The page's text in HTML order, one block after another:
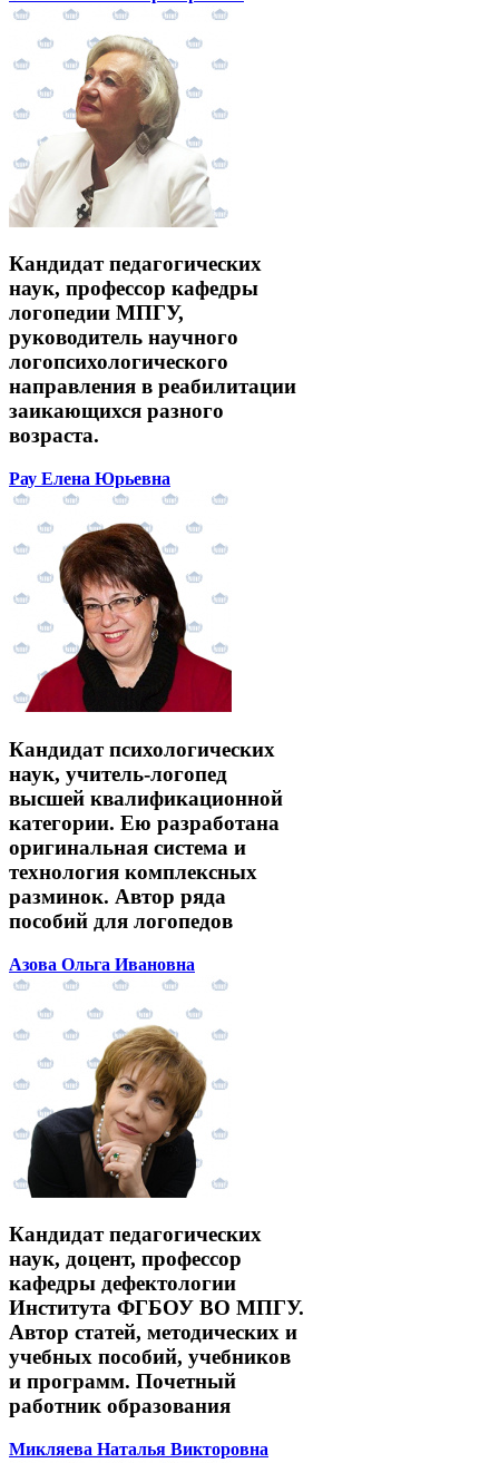
Кандидат педагогических
наук, профессор кафедры
логопедии МПГУ,
руководитель научного
логопсихологического
направления в реабилитации
заикающихся разного
возраста.
Рау Елена Юрьевна
Кандидат психологических
наук, учитель-логопед
высшей квалификационной
категории. Ею разработана
оригинальная система и
технология комплексных
разминок. Автор ряда
пособий для логопедов
Азова Ольга Ивановна
Кандидат педагогических
наук, доцент, профессор
кафедры дефектологии
Института ФГБОУ ВО МПГУ.
Автор статей, методических и
учебных пособий, учебников
и программ. Почетный
работник образования
Микляева Наталья Викторовна